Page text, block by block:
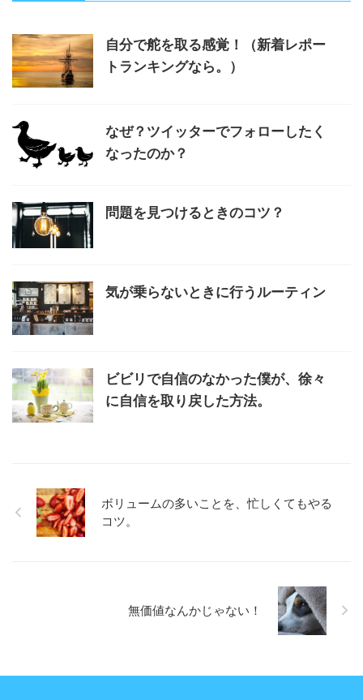
自分で舵を取る感覚！（新着レポー
トランキングなら。）
なぜ？ツイッターでフォローしたく
なったのか？
問題を見つけるときのコツ？
気が乗らないときに行うルーティン
ビビリで自信のなかった僕が、徐々
に自信を取り戻した方法。
ボリュームの多いことを、忙しくてもやる
コツ。
無価値なんかじゃない！